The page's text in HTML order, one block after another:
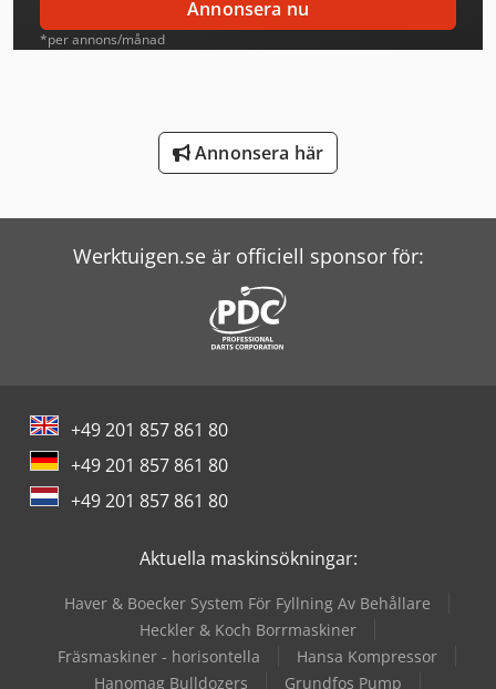
Magni Teleskoplastare
Mann Hummel Filter
Mercedes Benz Tipper
Scania Tipper
Schneider Controller
Vw Tipper
Wolf Filter
Annonsera nu
*per annons/månad
Annonsera här
Werktuigen.se är officiell sponsor för:
+49 201 857 861 80
+49 201 857 861 80
+49 201 857 861 80
Aktuella maskinsökningar:
Haver & Boecker System För Fyllning Av Behållare
Heckler & Koch Borrmaskiner
Fräs­maskiner - horisontella
Hansa Kompressor
Hanomag Bulldozers
Grundfos Pump